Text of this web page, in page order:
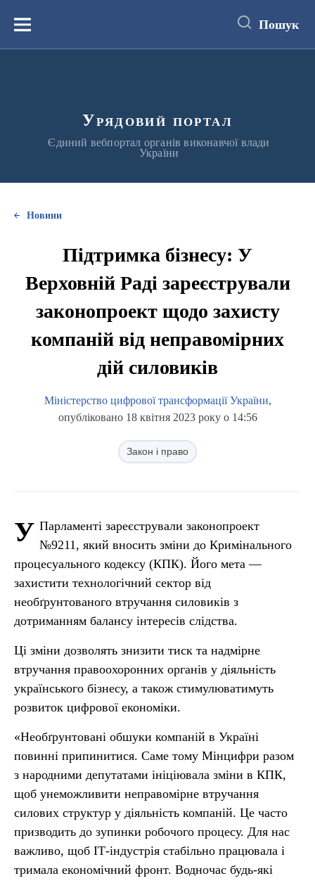
вмістуМеню Пошук
Урядовий портал
Єдиний вебпортал органів виконавчої влади
України
Новини
Підтримка бізнесу: У
Верховній Раді зареєстрували
законопроект щодо захисту
компаній від неправомірних
дій силовиків
Міністерство цифрової трансформації України,
опубліковано 18 квітня 2023 року о 14:56
Закон і право
У Парламенті зареєстрували законопроект
№9211, який вносить зміни до Кримінального
процесуального кодексу (КПК). Його мета —
захистити технологічний сектор від
необґрунтованого втручання силовиків з
дотриманням балансу інтересів слідства.
Ці зміни дозволять знизити тиск та надмірне
втручання правоохоронних органів у діяльність
українського бізнесу, а також стимулюватимуть
розвиток цифрової економіки.
«Необґрунтовані обшуки компаній в Україні
повинні припинитися. Саме тому Мінцифри разом
з народними депутатами ініціювала зміни в КПК,
щоб унеможливити неправомірне втручання
силових структур у діяльність компаній. Це часто
призводить до зупинки робочого процесу. Для нас
важливо, щоб ІТ-індустрія стабільно працювала і
тримала економічний фронт. Водночас будь-які